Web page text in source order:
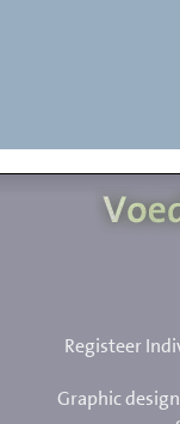
Registeer
Graphic